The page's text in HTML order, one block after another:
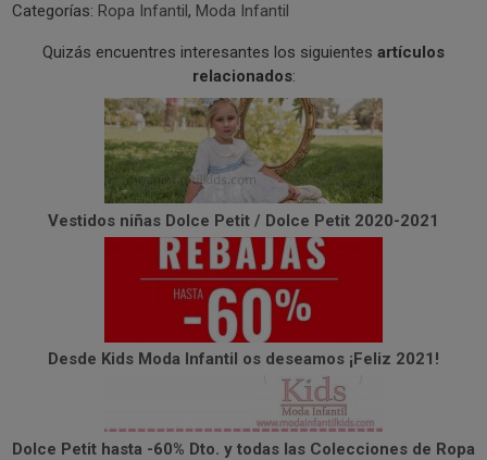
Categorías: Ropa Infantil, Moda Infantil
Quizás encuentres interesantes los siguientes artículos
relacionados:
Vestidos niñas Dolce Petit / Dolce Petit 2020-2021
Desde Kids Moda Infantil os deseamos ¡Feliz 2021!
Dolce Petit hasta -60% Dto. y todas las Colecciones de Ropa